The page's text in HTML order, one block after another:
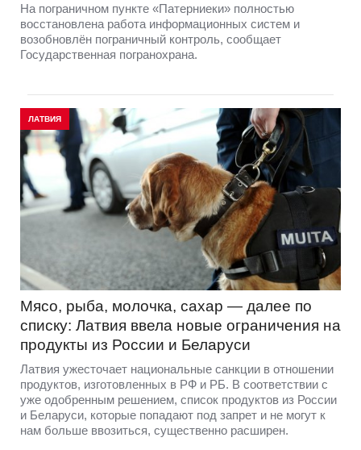
На пограничном пункте «Патерниеки» полностью
восстановлена работа информационных систем и
возобновлён пограничный контроль, сообщает
Государственная погранохрана.
ЛАТВИЯ
Мясо, рыба, молочка, сахар — далее по
списку: Латвия ввела новые ограничения на
продукты из России и Беларуси
Латвия ужесточает национальные санкции в отношении
продуктов, изготовленных в РФ и РБ. В соответствии с
уже одобренным решением, список продуктов из России
и Беларуси, которые попадают под запрет и не могут к
нам больше ввозиться, существенно расширен.